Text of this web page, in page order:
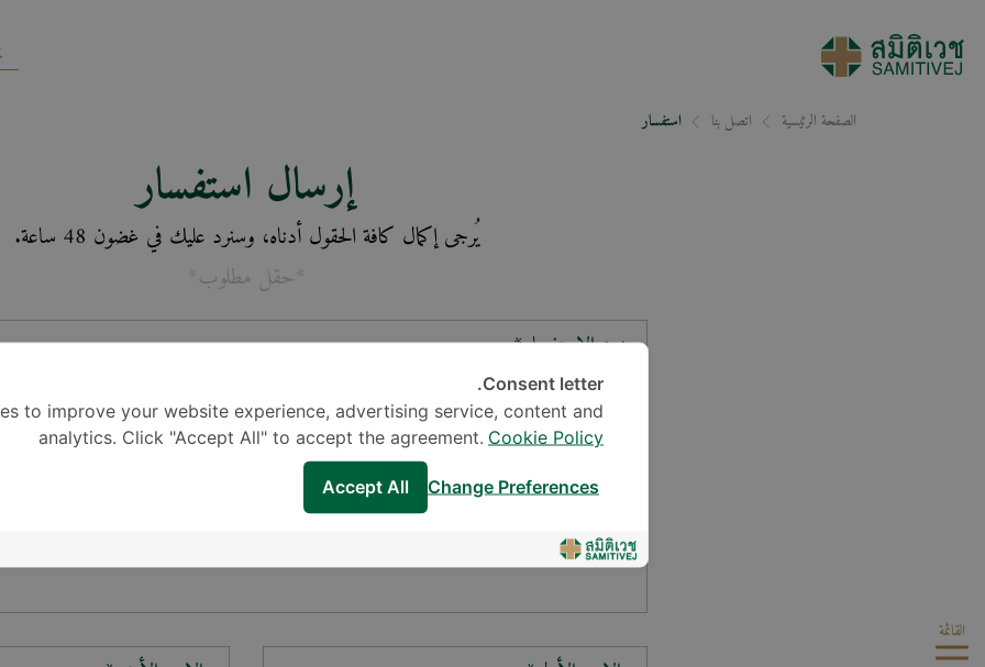
القائمة
الصفحة الرئيسية اتصل بنا استفسار
إرسال استفسار
يُرجى إكمال كافة الحقول أدناه، وسنرد عليك في غضون 48 ساعة.
*حقل مطلوب*
نوع الاستفسار*
الموقع*
Consent letter.
to improve your website experience, advertising service, content and
analytics. Click "Accept All" to accept the agreement. Cookie Policy
Accept All Change Preferences